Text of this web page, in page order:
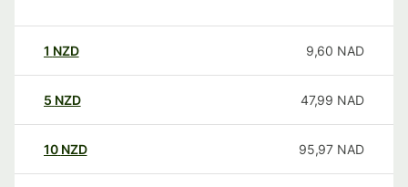
1 NZD 9,60 NAD
5 NZD 47,99 NAD
10 NZD 95,97 NAD